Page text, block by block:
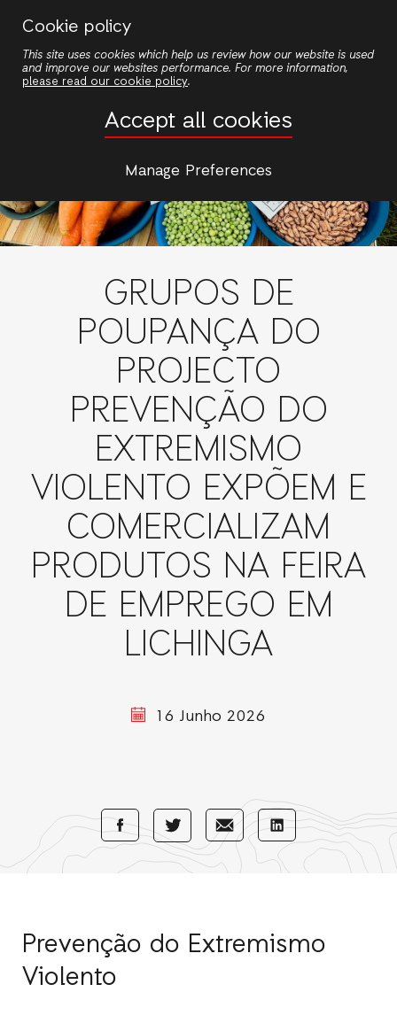
Cookie policy
This site uses cookies which help us review how our website is used
and improve our websites performance. For more information,
please read our cookie policy.
Accept all cookies
Manage Preferences
o
GRUPOS DE
POUPANÇA DO
PROJECTO
PREVENÇÃO DO
EXTREMISMO
VIOLENTO EXPÕEM E
COMERCIALIZAM
PRODUTOS NA FEIRA
DE EMPREGO EM
LICHINGA
16 Junho 2026
Share
with
Share
with
Share
with
Share
with
Prevenção do Extremismo
Violento